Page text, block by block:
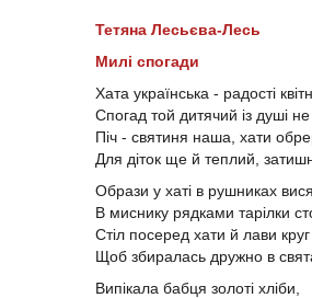
Тетяна Лесьєва-Лесь
Милі спогади
Хата українська - радості
Спогад той дитячий із душі
Піч - святиня наша, хати
Для діток ще й теплий,
Образи у хаті в рушниках
В миснику рядками тарілки
Стіл посеред хати й лави
Щоб збиралась дружно в
Випікала бабця золоті хліби,